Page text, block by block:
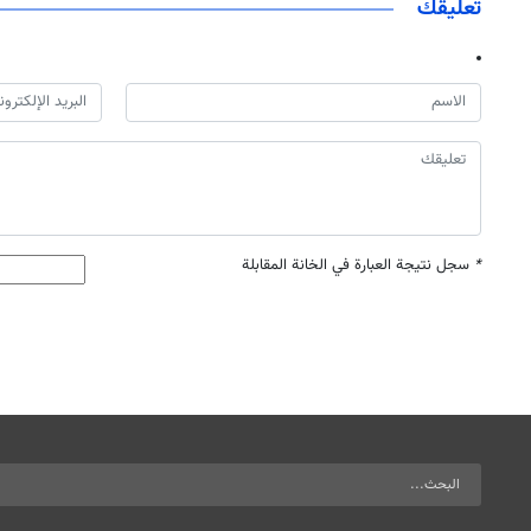
تعليقك
* سجل نتيجة العبارة في الخانة المقابلة